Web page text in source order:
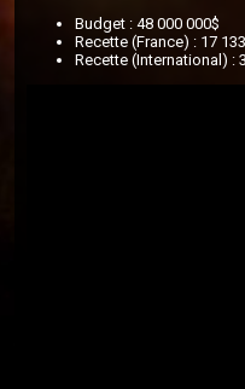
Budget : 48 000 000$
Recette (France) : 17
Recette (International) :